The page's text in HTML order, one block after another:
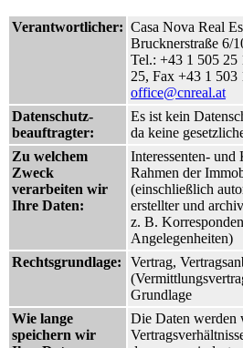
Verantwortlicher: Casa Nova Real
Brucknerstraße 6/
Tel.: +43 1 505
25, Fax +43 1
office@cnreal.at
Datenschutz-
beauftragter:
Es ist kein
da keine
Zu welchem
Zweck
verarbeiten wir
Ihre Daten:
Interessenten-
Rahmen der
(einschließlich
erstellter und
z. B.
Angelegenheiten)
Rechtsgrundlage:
Vertrag,
Grundlage
Wie lange
speichern wir
Die Daten werden